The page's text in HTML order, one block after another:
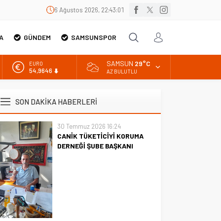
6 Ağustos 2026, 22:43:02
GÜNDEM SAMSUNSPOR
EURO
54,9646
BİST
13.798,82
DOLAR
47,5939
SAMSUN 29°C
AZ BULUTLU
SON DAKİKA HABERLERİ
30 Temmuz 2026 16:24
CANİK TÜKETİCİYİ KORUMA
DERNEĞİ ŞUBE BAŞKANI